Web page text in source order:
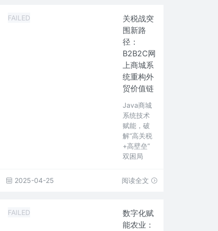
FAILED
关税战突
围新路
径：
B2B2C网
上商城系
统重构外
贸价值链
Java商城
系统技术
赋能，破
解“高关税
+高壁垒”
双困局
2025-04-25 阅读全文
FAILED
数字化赋
能农业：